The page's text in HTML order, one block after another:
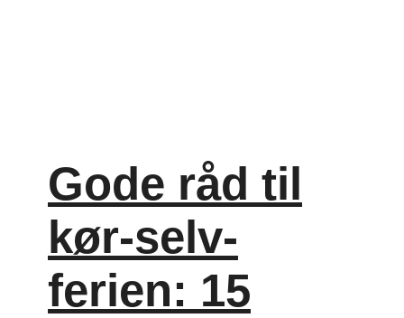
Gode råd til
kør-selv-
ferien: 15